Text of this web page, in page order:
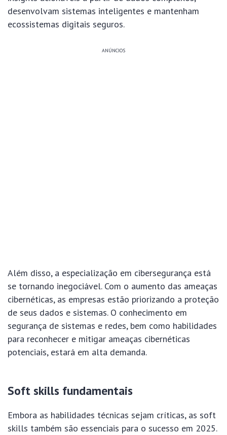
desenvolvam sistemas inteligentes e mantenham
ecossistemas digitais seguros.
ANÚNCIOS
Além disso, a especialização em cibersegurança está
se tornando inegociável. Com o aumento das ameaças
cibernéticas, as empresas estão priorizando a proteção
de seus dados e sistemas. O conhecimento em
segurança de sistemas e redes, bem como habilidades
para reconhecer e mitigar ameaças cibernéticas
potenciais, estará em alta demanda.
Soft skills fundamentais
Embora as habilidades técnicas sejam críticas, as soft
skills também são essenciais para o sucesso em 2025.